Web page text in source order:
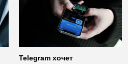
Telegram хочет